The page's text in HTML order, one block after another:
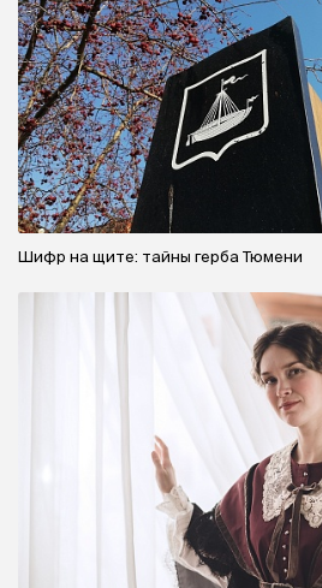
Шифр на щите: тайны герба Тюмени